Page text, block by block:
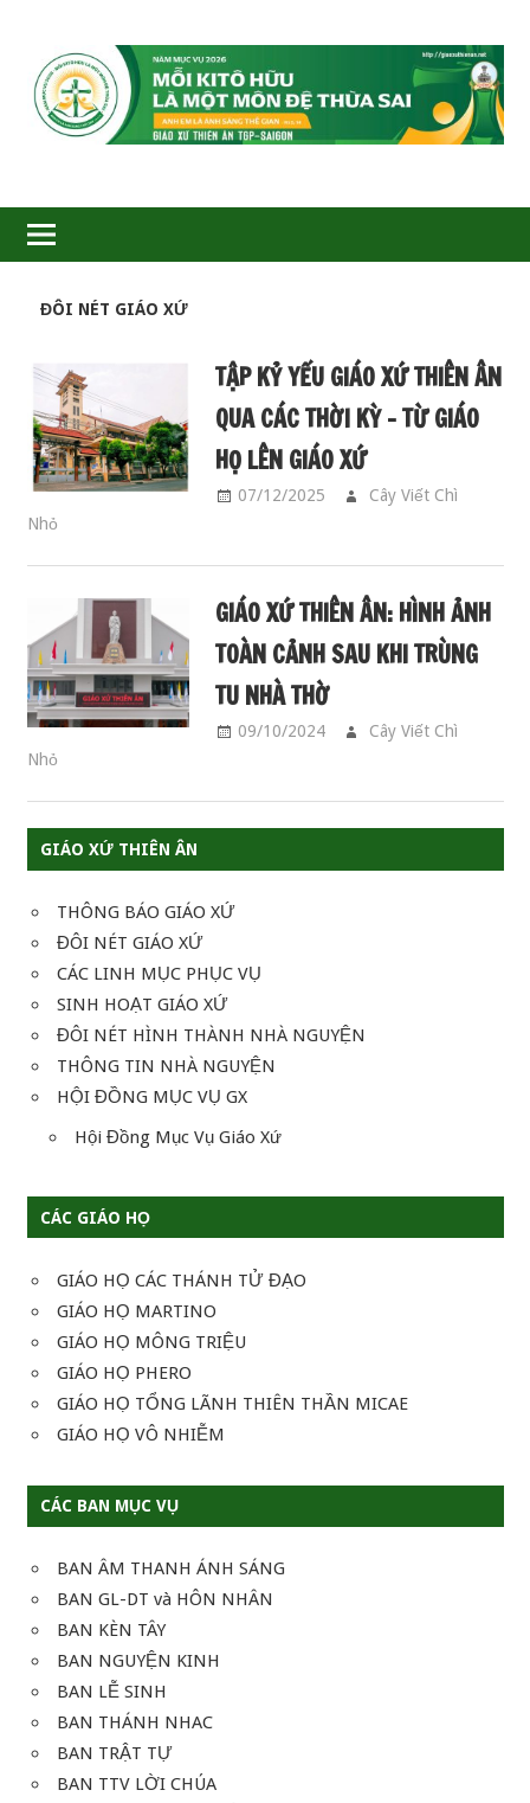
GIÁO
XỨ
THIÊN
ÂN-
SAIGON
GIÁO XỨ THIÊN ÂN
THÔNG BÁO GIÁO XỨ
ĐÔI NÉT GIÁO XỨ
CÁC LINH MỤC PHỤC VỤ
SINH HOẠT GIÁO XỨ
ĐÔI NÉT HÌNH THÀNH NHÀ NGUYỆN
THÔNG TIN NHÀ NGUYỆN
HỘI ĐỒNG MỤC VỤ GX
Hội Đồng Mục Vụ Giáo Xứ
CÁC GIÁO HỌ
GIÁO HỌ CÁC THÁNH TỬ ĐẠO
GIÁO HỌ MARTINO
GIÁO HỌ MÔNG TRIỆU
GIÁO HỌ PHERO
GIÁO HỌ TỔNG LÃNH THIÊN THẦN MICAE
GIÁO HỌ VÔ NHIỄM
CÁC BAN MỤC VỤ
BAN ÂM THANH ÁNH SÁNG
BAN GL-DT và HÔN NHÂN
BAN KÈN TÂY
BAN NGUYỆN KINH
BAN LỄ SINH
BAN THÁNH NHAC
BAN TRẬT TỰ
BAN TTV LỜI CHÚA
ĐÔI NÉT GIÁO XỨ
TẬP KỶ YẾU GIÁO XỨ THIÊN ÂN
QUA CÁC THỜI KỲ – TỪ GIÁO
HỌ LÊN GIÁO XỨ
07/12/2025
Cây Viết Chì
Nhỏ
GIÁO XỨ THIÊN ÂN: HÌNH ẢNH
TOÀN CẢNH SAU KHI TRÙNG
TU NHÀ THỜ
09/10/2024
Cây Viết Chì
Nhỏ